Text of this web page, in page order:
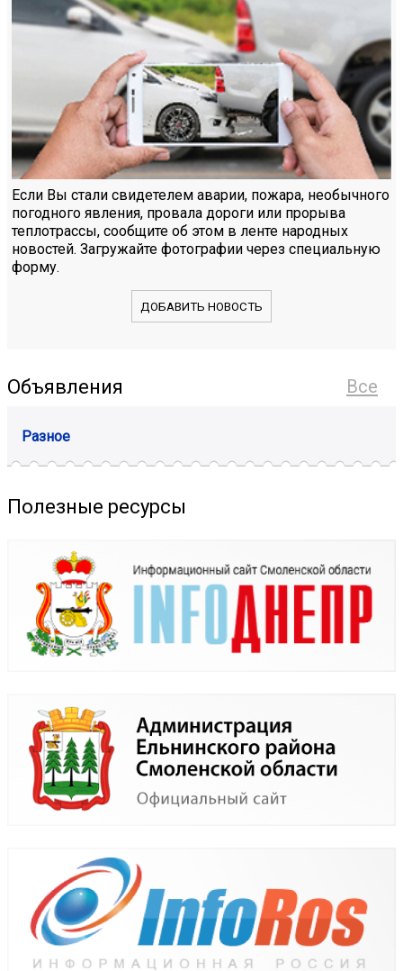
Если Вы стали свидетелем аварии, пожара, необычного
погодного явления, провала дороги или прорыва
теплотрассы, сообщите об этом в ленте народных
новостей. Загружайте фотографии через специальную
форму.
ДОБАВИТЬ НОВОСТЬ
Все
Объявления
Разное
Полезные ресурсы